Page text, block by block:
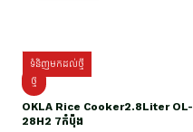
ទំនិញមកដល់ថ្មី
ថ្មិ
OKLA Rice Cooker2.8Liter OL-
28H2 7កំប៉ុង